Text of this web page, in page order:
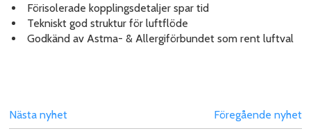
Förisolerade kopplingsdetaljer spar tid
Tekniskt god struktur för luftflöde
Godkänd av Astma- & Allergiförbundet som rent luftval
Nästa nyhet Föregående nyhet